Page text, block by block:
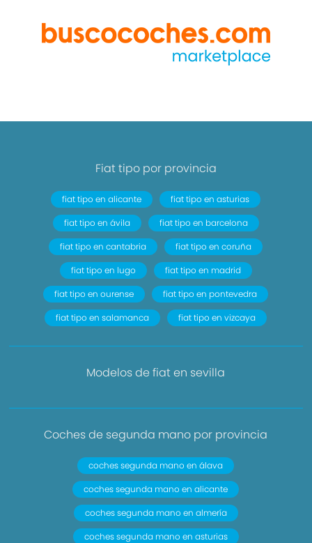
Fiat tipo por provincia
fiat tipo en alicante
fiat tipo en asturias
fiat tipo en ávila
fiat tipo en barcelona
fiat tipo en cantabria
fiat tipo en coruña
fiat tipo en lugo
fiat tipo en madrid
fiat tipo en ourense
fiat tipo en pontevedra
fiat tipo en salamanca
fiat tipo en vizcaya
Modelos de fiat en sevilla
Coches de segunda mano por provincia
coches segunda mano en álava
coches segunda mano en alicante
coches segunda mano en almería
coches segunda mano en asturias